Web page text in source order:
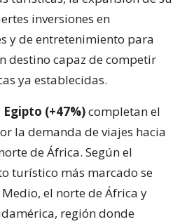
inversiones en
y de entretenimiento para
destino capaz de competir
ya establecidas.
Egipto (+47%)completan el
la demanda de viajes hacia
de África. Según el
turístico más marcado se
el norte de África y
región donde